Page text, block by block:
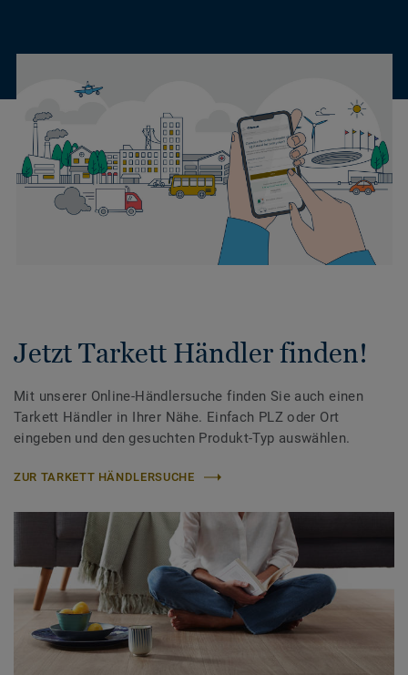
Jetzt Tarkett Händler finden!
Mit unserer Online-Händlersuche finden Sie auch einen
Tarkett Händler in Ihrer Nähe. Einfach PLZ oder Ort
eingeben und den gesuchten Produkt-Typ auswählen.
ZUR TARKETT HÄNDLERSUCHE